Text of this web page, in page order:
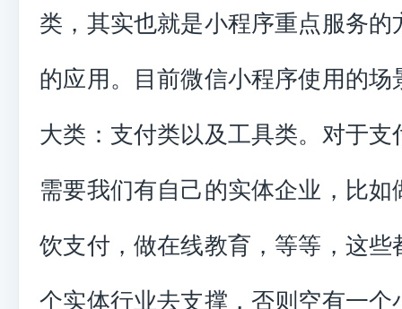
类，其实也就是小程序重点服务的
的应用。目前微信小程序使用的场
大类：支付类以及工具类。对于支
需要我们有自己的实体企业，比如
饮支付，做在线教育，等等，这些
个实体行业去支撑，否则空有一个